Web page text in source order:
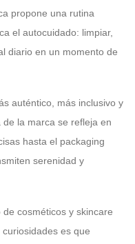
propone una rutina
el autocuidado: limpiar,
diario en un momento de
auténtico, más inclusivo y
la marca se refleja en
hasta el packaging
serenidad y
cosméticos y skincare
es que